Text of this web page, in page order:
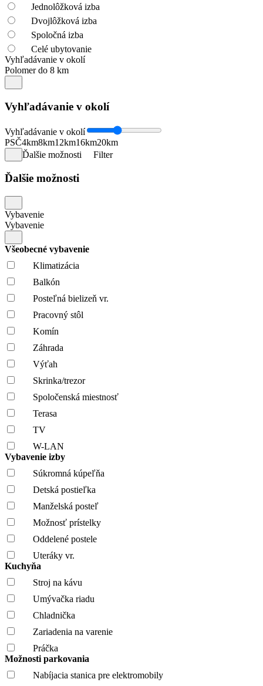
Jednolôžková izba
Dvojlôžková izba
Spoločná izba
Celé ubytovanie
Vyhľadávanie v okolí
Polomer do 8 km
Vyhľadávanie v okolí
Vyhľadávanie v okolí
PSČ4km8km12km16km20km
Ďalšie možnosti
Filter
Ďalšie možnosti
Vybavenie
Vybavenie
Všeobecné vybavenie
Klimatizácia
Balkón
Posteľná bielizeň vr.
Pracovný stôl
Komín
Záhrada
Výťah
Skrinka/trezor
Spoločenská miestnosť
Terasa
TV
W-LAN
Vybavenie izby
Súkromná kúpeľňa
Detská postieľka
Manželská posteľ
Možnosť prístelky
Oddelené postele
Uteráky vr.
Kuchyňa
Stroj na kávu
Umývačka riadu
Chladnička
Zariadenia na varenie
Práčka
Možnosti parkovania
Nabíjacia stanica pre elektromobily